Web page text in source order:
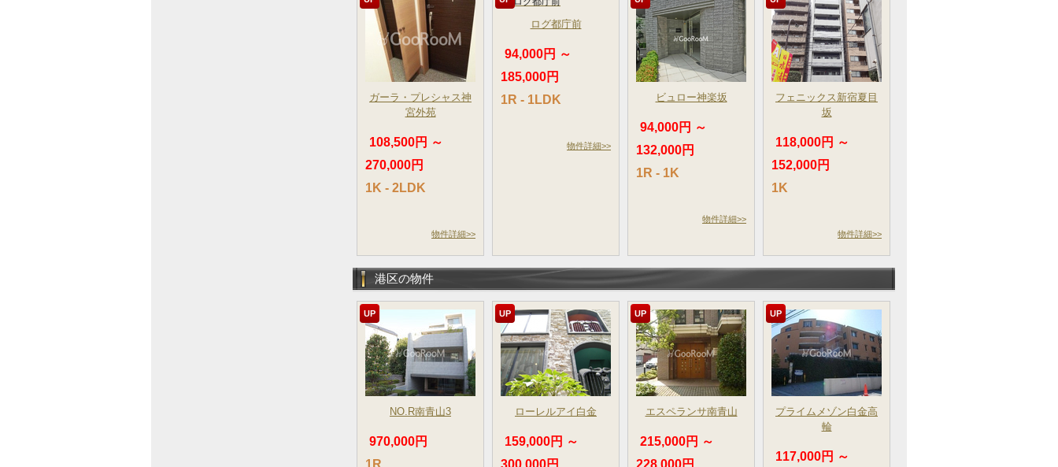
ガーラ・プレシャス神
宮外苑
108,500円 ～
270,000円
1K - 2LDK
物件詳細>>
ログ都庁前
94,000円 ～
185,000円
1R - 1LDK
物件詳細>>
ビュロー神楽坂
94,000円 ～
132,000円
1R - 1K
物件詳細>>
フェニックス新宿夏目
坂
118,000円 ～
152,000円
1K
物件詳細>>
港区の物件
UP
NO.R南青山3
970,000円
1R
UP
ローレルアイ白金
159,000円 ～
300,000円
UP
エスペランサ南青山
215,000円 ～
228,000円
UP
プライムメゾン白金高
輪
117,000円 ～